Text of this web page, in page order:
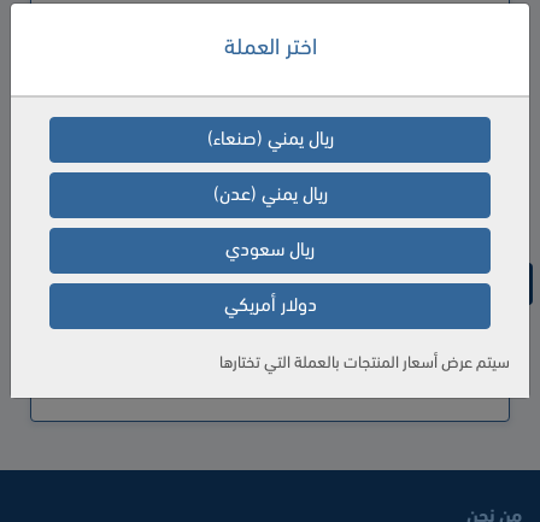
اختر العملة
ريال يمني (صنعاء)
ريال يمني (عدن)
ريال سعودي
دولار أمريكي
سيتم عرض أسعار المنتجات بالعملة التي تختارها
إضافة إلى السلة
المواصفات
من نحن